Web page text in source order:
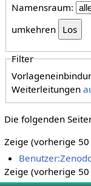
Namensraum:
umkehren
Filter
Weiterleitungen
Die folgenden
Zeige (vorherige
Zeige (vorherige